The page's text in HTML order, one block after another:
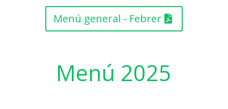
Menú general - Febrer
Menú 2025